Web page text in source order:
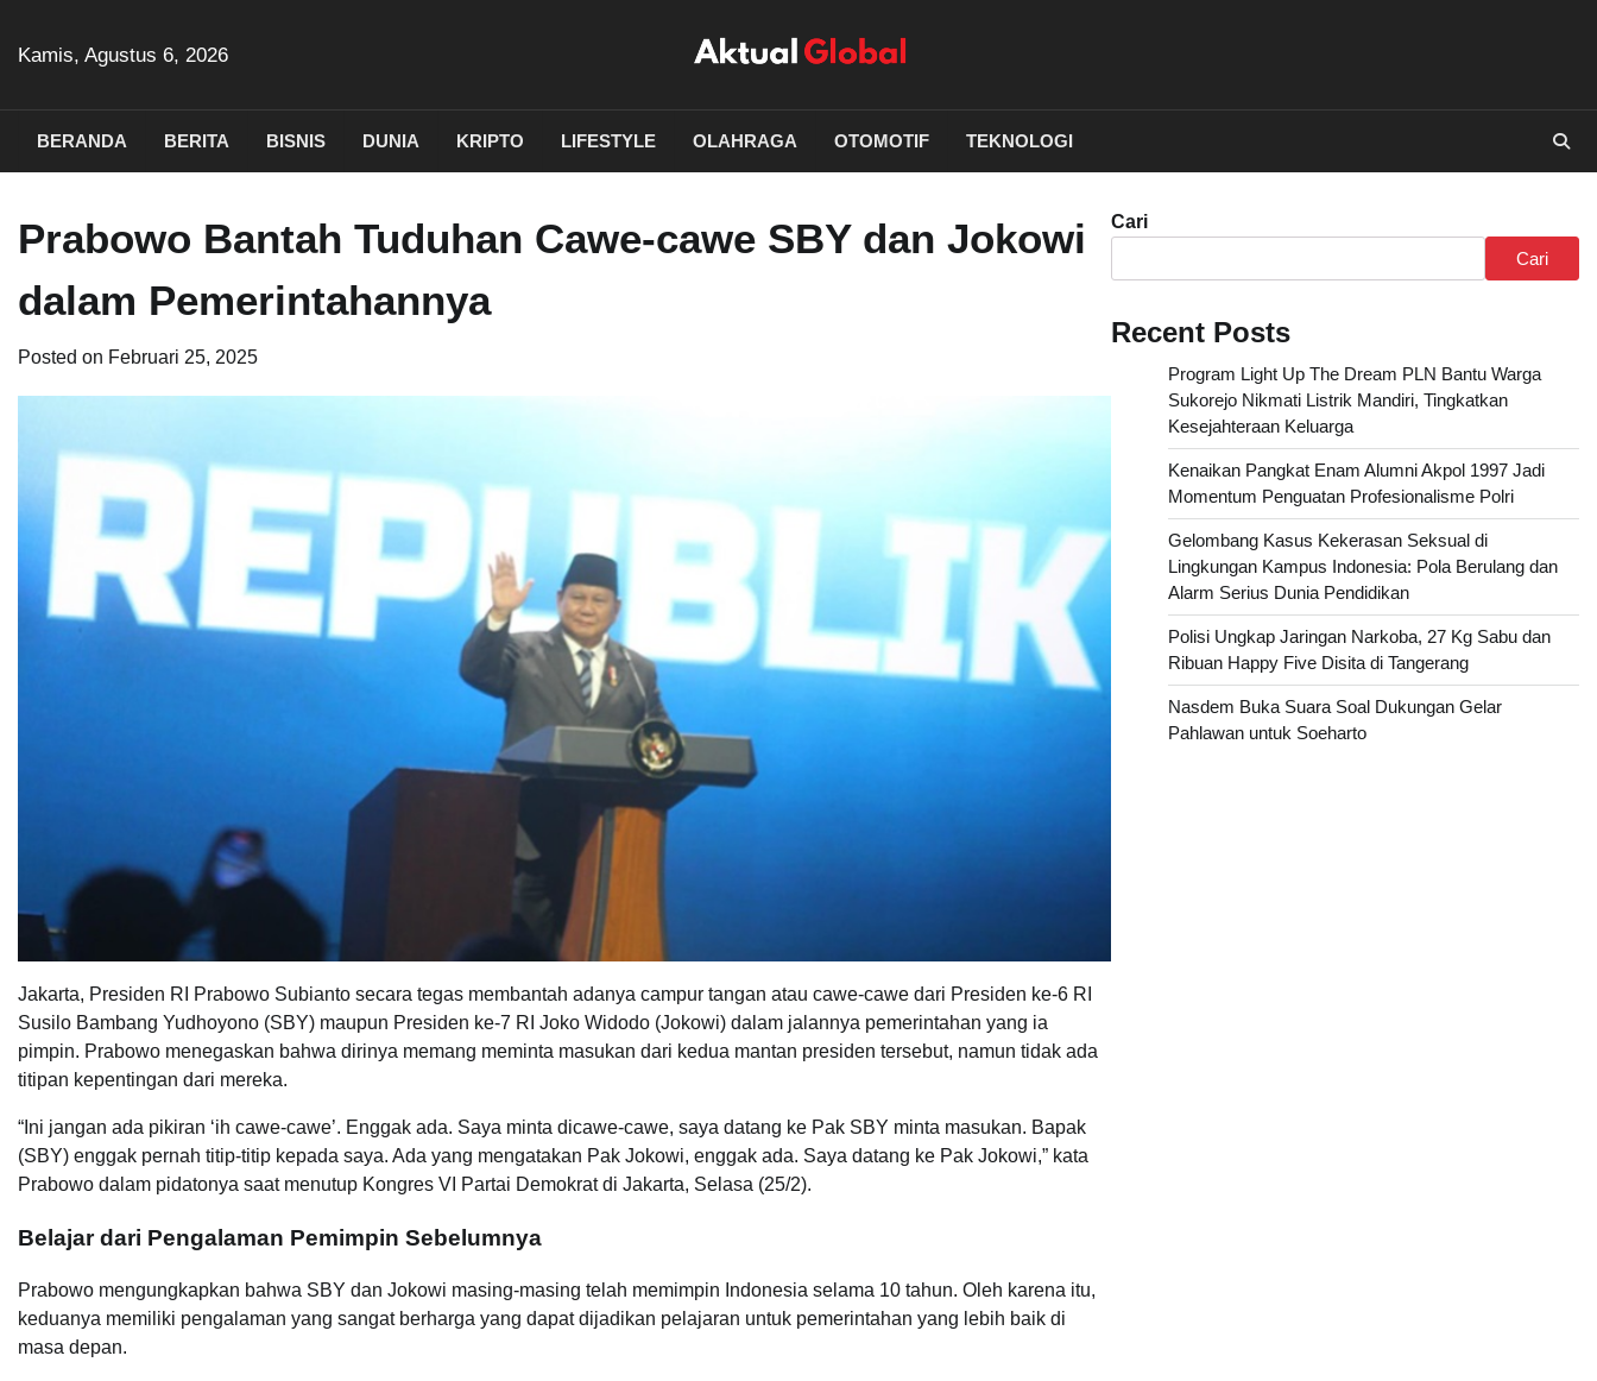
Kamis, Agustus 6, 2026
BERANDA BERITA BISNIS DUNIA KRIPTO LIFESTYLE OLAHRAGA OTOMOTIF TEKNOLOGI
Prabowo Bantah Tuduhan Cawe-cawe SBY dan Jokowi
dalam Pemerintahannya
Posted on Februari 25, 2025
Jakarta, Presiden RI Prabowo Subianto secara tegas membantah adanya campur tangan atau cawe-cawe dari Presiden ke-6 RI
Susilo Bambang Yudhoyono (SBY) maupun Presiden ke-7 RI Joko Widodo (Jokowi) dalam jalannya pemerintahan yang ia
pimpin. Prabowo menegaskan bahwa dirinya memang meminta masukan dari kedua mantan presiden tersebut, namun tidak ada
titipan kepentingan dari mereka.
“Ini jangan ada pikiran ‘ih cawe-cawe’. Enggak ada. Saya minta dicawe-cawe, saya datang ke Pak SBY minta masukan. Bapak
(SBY) enggak pernah titip-titip kepada saya. Ada yang mengatakan Pak Jokowi, enggak ada. Saya datang ke Pak Jokowi,” kata
Prabowo dalam pidatonya saat menutup Kongres VI Partai Demokrat di Jakarta, Selasa (25/2).
Belajar dari Pengalaman Pemimpin Sebelumnya
Prabowo mengungkapkan bahwa SBY dan Jokowi masing-masing telah memimpin Indonesia selama 10 tahun. Oleh karena itu,
keduanya memiliki pengalaman yang sangat berharga yang dapat dijadikan pelajaran untuk pemerintahan yang lebih baik di
masa depan.
Cari
Cari
Recent Posts
Program Light Up The Dream PLN Bantu Warga
Sukorejo Nikmati Listrik Mandiri, Tingkatkan
Kesejahteraan Keluarga
Kenaikan Pangkat Enam Alumni Akpol 1997 Jadi
Momentum Penguatan Profesionalisme Polri
Gelombang Kasus Kekerasan Seksual di
Lingkungan Kampus Indonesia: Pola Berulang dan
Alarm Serius Dunia Pendidikan
Polisi Ungkap Jaringan Narkoba, 27 Kg Sabu dan
Ribuan Happy Five Disita di Tangerang
Nasdem Buka Suara Soal Dukungan Gelar
Pahlawan untuk Soeharto